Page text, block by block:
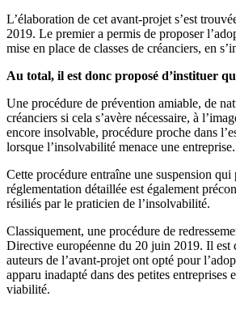
L’élaboration de cet avant-projet s’est
2019. Le premier a permis de proposer
mise en place de classes de créanciers, en
Au total, il est donc proposé d’instituer
Une procédure de prévention amiable, de
créanciers si cela s’avère nécessaire, à
encore insolvable, procédure proche dans
lorsque l’insolvabilité menace une entreprise.
Cette procédure entraîne une suspension
réglementation détaillée est également
résiliés par le praticien de l’insolvabilité.
Classiquement, une procédure de
Directive européenne du 20 juin 2019. Il est
auteurs de l’avant-projet ont opté pour
apparu inadapté dans des petites
viabilité.